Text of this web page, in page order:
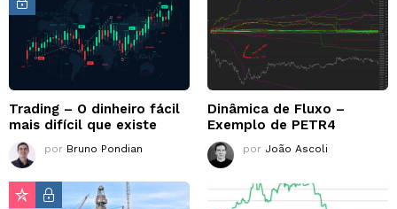
Trading – O dinheiro fácil
mais difícil que existe
por Bruno Pondian
Dinâmica de Fluxo –
Exemplo de PETR4
por João Ascoli